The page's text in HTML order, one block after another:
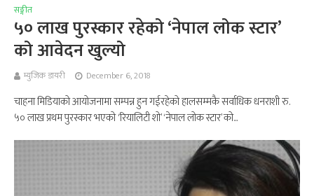
सङ्गीत
५० लाख पुरस्कार रहेको ‘नेपाल लोक स्टार’
को आवेदन खुल्यो
म्युजिक डायरी December 6, 2018
चाहना मिडियाको आयोजनामा सम्पन्न हुन गईरहेको हालसम्मकै सर्वाधिक धनराशी रु.
५० लाख प्रथम पुरस्कार भएको ‘रियालिटी शो’ ‘नेपाल लोक स्टार’ को...